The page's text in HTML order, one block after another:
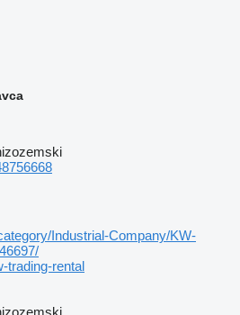
Industrial-Company/KW-
trading-rental